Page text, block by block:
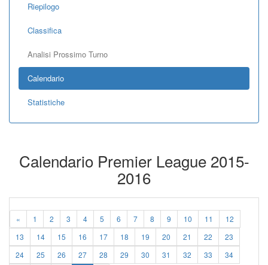
Riepilogo
Classifica
Analisi Prossimo Turno
Calendario
Statistiche
Calendario Premier League 2015-
2016
« 1 2 3 4 5 6 7 8 9 10 11
12
13
14 15 16 17 18 19 20 21 22
23
24
25 26 27 28 29 30 31 32 33
34